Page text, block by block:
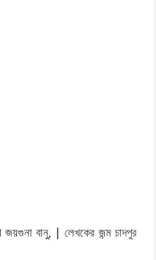
জয়গুনা বানু, | লেখকের জন্ম চাদপুর